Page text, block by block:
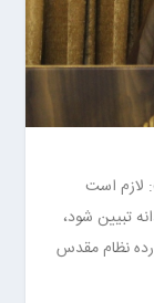
لازم است
تبیین شود،
نظام مقدس